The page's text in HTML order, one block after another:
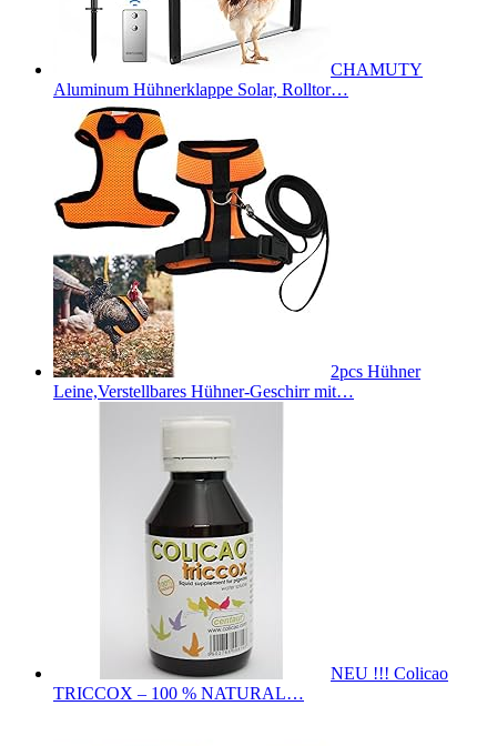
CHAMUTY
Aluminum Hühnerklappe Solar, Rolltor…
2pcs Hühner
Leine,Verstellbares Hühner-Geschirr mit…
NEU !!! Colicao
TRICCOX – 100 % NATURAL…